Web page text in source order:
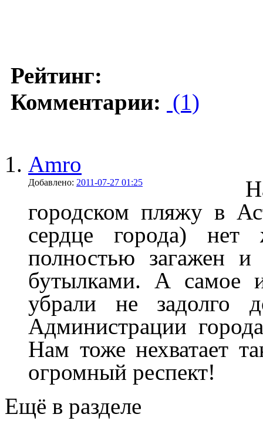
Рейтинг:
Комментарии: (1)
Amro
Добавлено: 2011-07-27 01:25
городском пляжу в
сердце города)
полностью загажен
бутылками. А самое
убрали не задолго
Администрации
Нам тоже нехватает
огромный респект!
Ещё в разделе